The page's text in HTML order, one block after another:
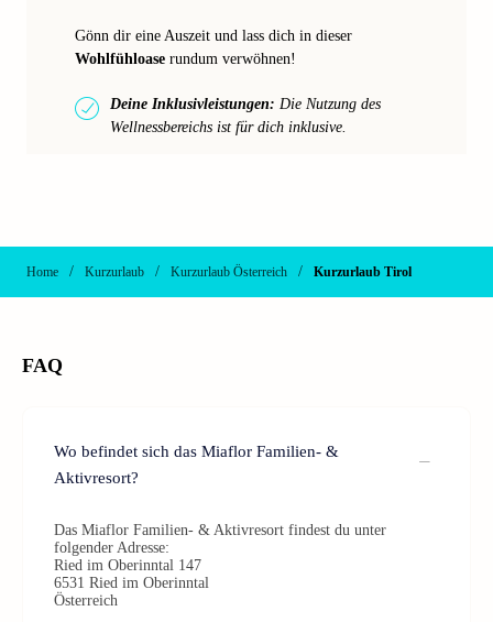
Gönn dir eine Auszeit und lass dich in dieser
Wohlfühloase rundum verwöhnen!
Deine Inklusivleistungen: Die Nutzung des
Wellnessbereichs ist für dich inklusive.
Home / Kurzurlaub / Kurzurlaub Österreich / Kurzurlaub Tirol
FAQ
Wo befindet sich das Miaflor Familien- &
Aktivresort?
Das Miaflor Familien- & Aktivresort findest du unter
folgender Adresse:
Ried im Oberinntal 147
6531 Ried im Oberinntal
Österreich